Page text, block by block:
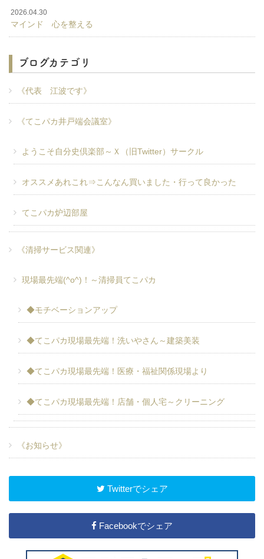
2026.04.30
マインド 心を整える
ブログカテゴリ
《代表 江波です》
《てこパカ井戸端会議室》
ようこそ自分史倶楽部～Ｘ（旧Twitter）サークル
オススメあれこれ⇒こんなん買いました・行って良かった
てこパカ炉辺部屋
《清掃サービス関連》
現場最先端(^o^)！～清掃員てこパカ
◆モチベーションアップ
◆てこパカ現場最先端！洗いやさん～建築美装
◆てこパカ現場最先端！医療・福祉関係現場より
◆てこパカ現場最先端！店舗・個人宅～クリーニング
《お知らせ》
Twitterでシェア
Facebookでシェア